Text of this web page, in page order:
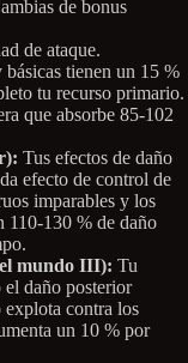
de bonus
de ataque.
tienen un 15 %
tu recurso primario.
que absorbe 85-102
Tus efectos de daño
efecto de control de
imparables y los
110-130 % de daño
mundo III): Tu
daño posterior
explota contra los
un 10 % por